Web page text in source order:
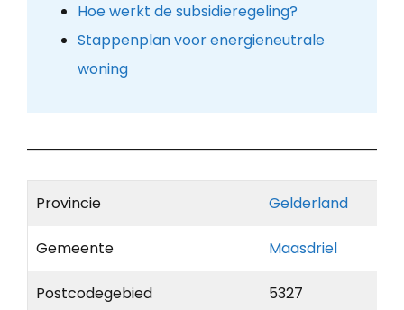
Hoe werkt de subsidieregeling?
Stappenplan voor energieneutrale
woning
Provincie Gelderland
Gemeente Maasdriel
Postcodegebied 5327